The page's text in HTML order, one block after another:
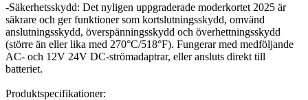
-Säkerhetsskydd: Det nyligen uppgraderade moderkortet 2025 är
säkrare och ger funktioner som kortslutningsskydd, omvänd
anslutningsskydd, överspänningsskydd och överhettningsskydd
(större än eller lika med 270°C/518°F). Fungerar med medföljande
AC- och 12V 24V DC-strömadaptrar, eller ansluts direkt till
batteriet.
Produktspecifikationer: